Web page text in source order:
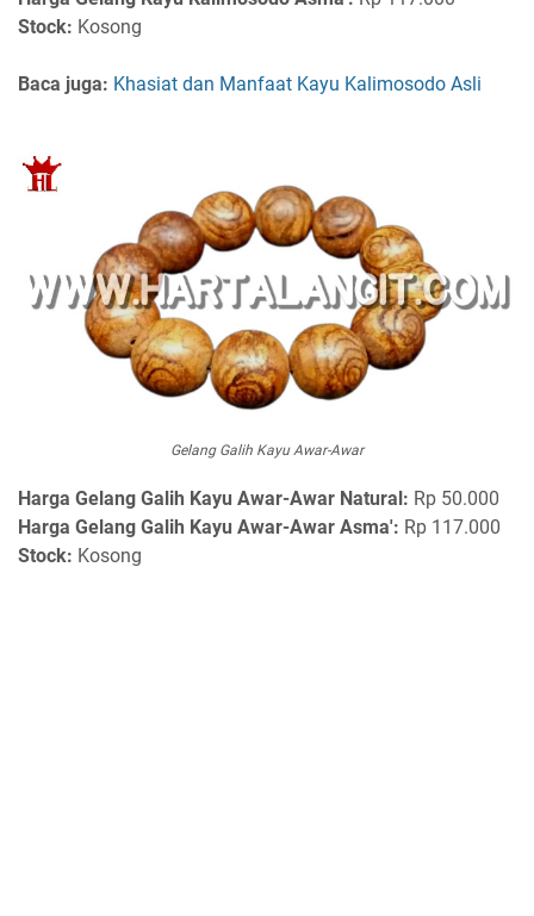
Stock: Kosong
Baca juga: Khasiat dan Manfaat Kayu Kalimosodo Asli
Gelang Galih Kayu Awar-Awar
Harga Gelang Galih Kayu Awar-Awar Natural: Rp 50.000
Harga Gelang Galih Kayu Awar-Awar Asma': Rp 117.000
Stock: Kosong